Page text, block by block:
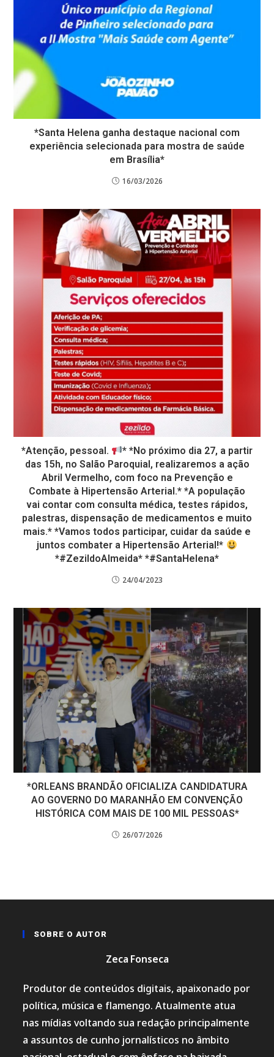
*Santa Helena ganha destaque nacional com
experiência selecionada para mostra de saúde
em Brasília*
16/03/2026
*Atenção, pessoal.
* *No próximo dia 27, a partir
das 15h, no Salão Paroquial, realizaremos a ação
Abril Vermelho, com foco na Prevenção e
Combate à Hipertensão Arterial.* *A população
vai contar com consulta médica, testes rápidos,
palestras, dispensação de medicamentos e muito
mais.* *Vamos todos participar, cuidar da saúde e
juntos combater a Hipertensão Arterial!*
*#ZezildoAlmeida* *#SantaHelena*
24/04/2023
*ORLEANS BRANDÃO OFICIALIZA CANDIDATURA
AO GOVERNO DO MARANHÃO EM CONVENÇÃO
HISTÓRICA COM MAIS DE 100 MIL PESSOAS*
26/07/2026
SOBRE O AUTOR
Zeca Fonseca
Produtor de conteúdos digitais, apaixonado por
política, música e flamengo. Atualmente atua
nas mídias voltando sua redação principalmente
a assuntos de cunho jornalísticos no âmbito